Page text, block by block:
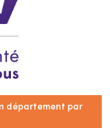
département par